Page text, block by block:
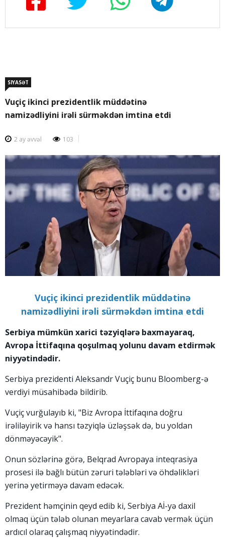
SIYASƏT
Vuçiç ikinci prezidentlik müddətinə
namizədliyini irəli sürməkdən imtina etdi
2 ay əvvəl 103
Vuçiç ikinci prezidentlik müddətinə
namizədliyini irəli sürməkdən imtina etdi
Serbiya mümkün xarici təzyiqlərə baxmayaraq,
Avropa İttifaqına qoşulmaq yolunu davam etdirmək
niyyətindədir.
Serbiya prezidenti Aleksandr Vuçiç bunu Bloomberg-ə
verdiyi müsahibədə bildirib.
Vuçiç vurğulayıb ki, "Biz Avropa İttifaqına doğru
irəliləyirik və hansı təzyiqlə üzləşsək də, bu yoldan
dönməyəcəyik".
Onun sözlərinə görə, Belqrad Avropaya inteqrasiya
prosesi ilə bağlı bütün zəruri tələbləri və öhdəlikləri
yerinə yetirməyə davam edəcək.
Prezident həmçinin qeyd edib ki, Serbiya Aİ-yə daxil
olmaq üçün tələb olunan meyarlara cavab vermək üçün
ardıcıl olaraq çalışmaq niyyətindədir.